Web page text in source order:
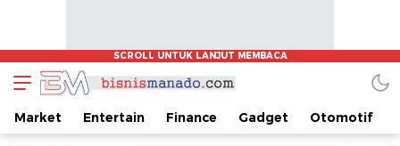
Market Entertain Finance Gadget Otomotif